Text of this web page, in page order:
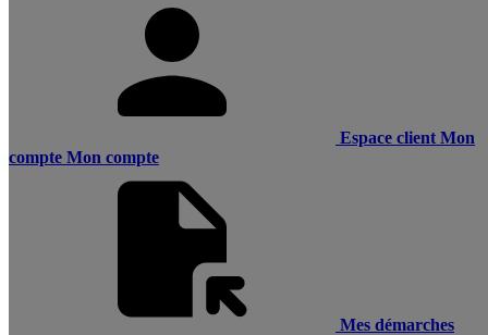
Espace client Mon
compte Mon compte
Mes démarches